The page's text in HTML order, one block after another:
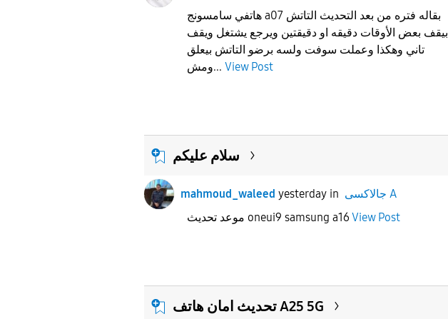
هاتفي سامسونج a07 بقاله فتره من بعد التحديث التاتش
بيقف بعض الأوقات دقيقه او دقيقتين ويرجع يشتغل ويقف
تاني وهكذا وعملت سوفت ولسه برضو التاتش بيعلق
ومش... View Post
سلام عليكم
mahmoud_waleed yesterday in
جالاكسى A
موعد تحديث oneui9 samsung a16 View Post
تحديث امان هاتف A25 5G